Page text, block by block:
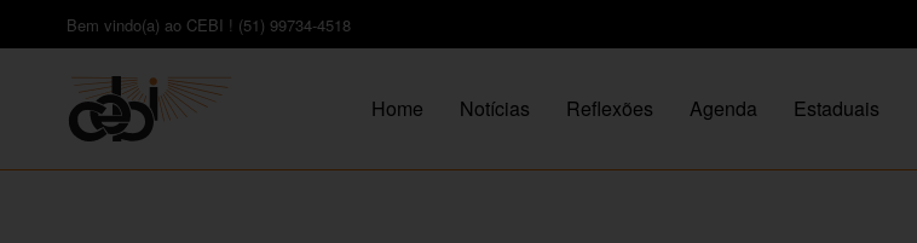
Bem vindo(a) ao CEBI ! (51) 99734-4518
Home Notícias Reflexões Agenda Estaduais